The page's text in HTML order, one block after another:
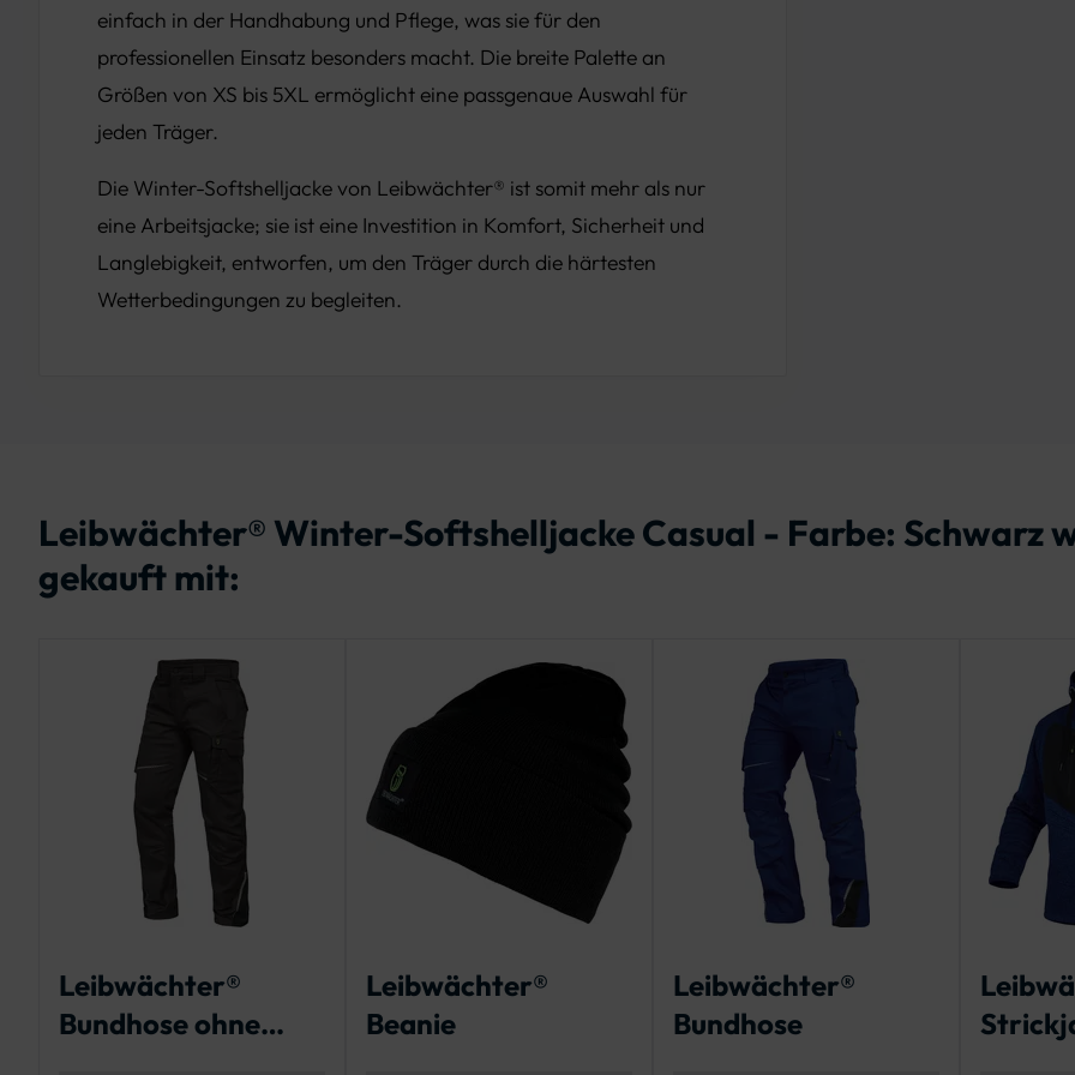
einfach in der Handhabung und Pflege, was sie für den
professionellen Einsatz besonders macht. Die breite Palette an
Größen von XS bis 5XL ermöglicht eine passgenaue Auswahl für
jeden Träger.
Die Winter-Softshelljacke von Leibwächter® ist somit mehr als nur
eine Arbeitsjacke; sie ist eine Investition in Komfort, Sicherheit und
Langlebigkeit, entworfen, um den Träger durch die härtesten
Wetterbedingungen zu begleiten.
Leibwächter® Winter-Softshelljacke Casual - Farbe: Schwarz
gekauft mit:
Leibwächter®
Bundhose ohne
Leibwächter®
Beanie
Leibwächter®
Bundhose